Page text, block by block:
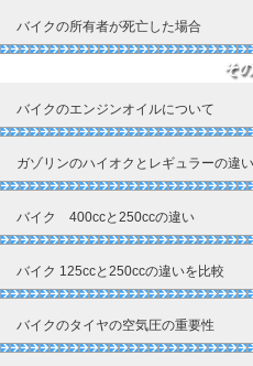
バイクの所有者が死亡した場合
そ
バイクのエンジンオイルについて
ガゾリンのハイオクとレギュラーの違い
バイク 400ccと250ccの違い
バイク 125ccと250ccの違いを比較
バイクのタイヤの空気圧の重要性